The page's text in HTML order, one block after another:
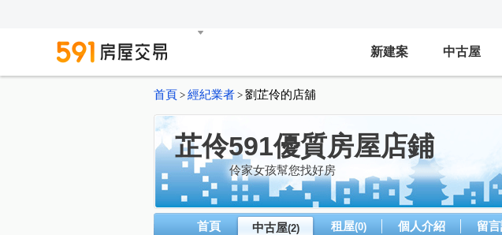
新建案 中古屋
首頁 > 經紀業者 > 劉芷伶的店舖
芷伶591優質房屋店鋪
伶家女孩幫您找好房
首頁 中古屋(2) 租屋(0) 個人介紹 留